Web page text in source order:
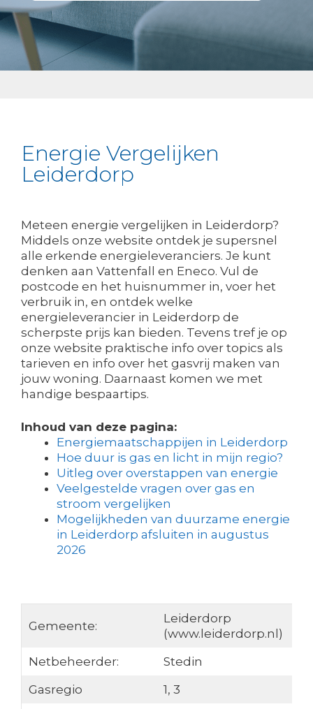
Energie Vergelijken
Leiderdorp
Meteen energie vergelijken in Leiderdorp?
Middels onze website ontdek je supersnel
alle erkende energieleveranciers. Je kunt
denken aan Vattenfall en Eneco. Vul de
postcode en het huisnummer in, voer het
verbruik in, en ontdek welke
energieleverancier in Leiderdorp de
scherpste prijs kan bieden. Tevens tref je op
onze website praktische info over topics als
tarieven en info over het gasvrij maken van
jouw woning. Daarnaast komen we met
handige bespaartips.
Inhoud van deze pagina:
Energiemaatschappijen in Leiderdorp
Hoe duur is gas en licht in mijn regio?
Uitleg over overstappen van energie
Veelgestelde vragen over gas en
stroom vergelijken
Mogelijkheden van duurzame energie
in Leiderdorp afsluiten in augustus
2026
Gemeente:
Leiderdorp
(www.leiderdorp.nl)
Netbeheerder:
Stedin
Gasregio
1, 3